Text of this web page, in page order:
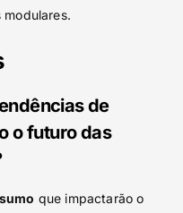
de
o futuro das
que impactarão o